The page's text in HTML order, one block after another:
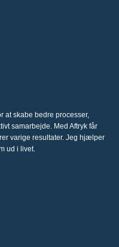
at skabe bedre processer,
samarbejde. Med Aftryk får
varige resultater. Jeg hjælper
ud i livet.